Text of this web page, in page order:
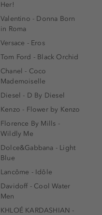
Her!
Valentino - Donna Born
in Roma
Versace - Eros
Tom Ford - Black Orchid
Chanel - Coco
Mademoiselle
Diesel - D By Diesel
Kenzo - Flower by Kenzo
Florence By Mills -
Wildly Me
Dolce&Gabbana - Light
Blue
Lancôme - Idôle
Davidoff - Cool Water
Men
KHLOÉ KARDASHIAN -